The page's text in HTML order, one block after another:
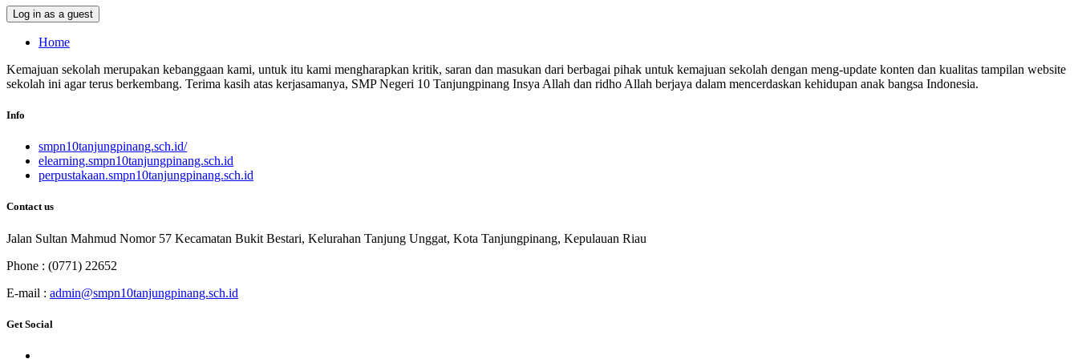
Log in as a guest
Home
Kemajuan sekolah merupakan kebanggaan kami, untuk itu kami mengharapkan kritik, saran dan masukan dari berbagai pihak untuk kemajuan sekolah dengan meng-update konten dan kualitas tampilan website
sekolah ini agar terus berkembang. Terima kasih atas kerjasamanya, SMP Negeri 10 Tanjungpinang Insya Allah dan ridho Allah berjaya dalam mencerdaskan kehidupan anak bangsa Indonesia.
Info
smpn10tanjungpinang.sch.id/
elearning.smpn10tanjungpinang.sch.id
perpustakaan.smpn10tanjungpinang.sch.id
Contact us
Jalan Sultan Mahmud Nomor 57 Kecamatan Bukit Bestari, Kelurahan Tanjung Unggat, Kota Tanjungpinang, Kepulauan Riau
Phone : (0771) 22652
E-mail : admin@smpn10tanjungpinang.sch.id
Get Social